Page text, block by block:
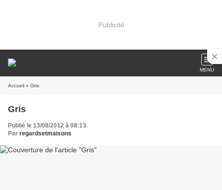
Publicité
MENU
Accueil » Gris
Gris
Publié le 13/08/2012 à 08:13
Par regardsetmaisons